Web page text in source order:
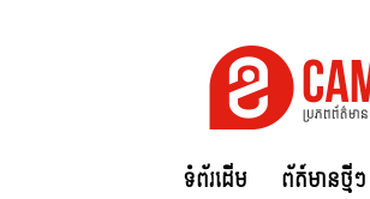
ទំព័រដើម ព័ត៍មានថ្មីៗ